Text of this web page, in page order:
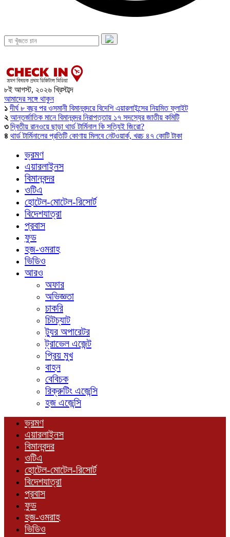
৮ই আগস্ট, ২০২৬ খ্রিস্টাব্দ
আমাদের সঙ্গে থাকুন
১ দীর্ঘ ৮ বছর পর ওসমানী বিমানবন্দরে বিদেশি এয়ারলাইন্সের নিয়মিত ফ্লাইট
২ আন্তর্জাতিক মানে বিমানবন্দর নিরাপত্তায় ১৭ সদস্যের জাতীয় কমিটি
৩ দ্বিতীয় রানওয়ে ছাড়া থার্ড টার্মিনাল কি সত্যিই জিরো?
৪ থার্ড টার্মিনালের প্রতিটি কোণায় মিলবে নেটওয়ার্ক, খরচ ৪৭ কোটি টাকা
ভ্রমণ
এয়ারলাইনস
বিমানবন্দর
ওটিএ
হোটেল-মোটেল-রিসোর্ট
বিদেশযাত্রা
প্রবাস
ফুড
হজ-ওমরাহ
ভিডিও
আরও
অফার
অভিজ্ঞতা
চাকরি
চিটচ্যাট
ট্যুর অপারেটর
ট্রাভেল এজেন্ট
প্রিয় মুখ
বাহন
বেবিচক
রিক্রুটিং এজেন্সি
হজ এজেন্সি
ভ্রমণ
এয়ারলাইনস
বিমানবন্দর
ওটিএ
হোটেল-মোটেল-রিসোর্ট
বিদেশযাত্রা
প্রবাস
ফুড
হজ-ওমরাহ
ভিডিও